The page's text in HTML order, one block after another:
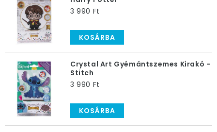
Ajándékötletek a legjobbaktól;)
Válogass gyerekajándék kínálatunkban, és rendeld
házhoz! Ezzel időt és energiát is spórolsz magadnak.
3 990 Ft
KOSÁRBA
Crystal Art Gyémántszemes Kirakó -
Stitch
3 990 Ft
KOSÁRBA